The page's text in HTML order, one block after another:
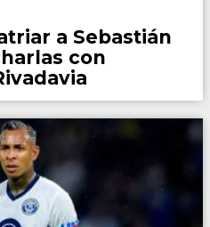
a Sebastián
con